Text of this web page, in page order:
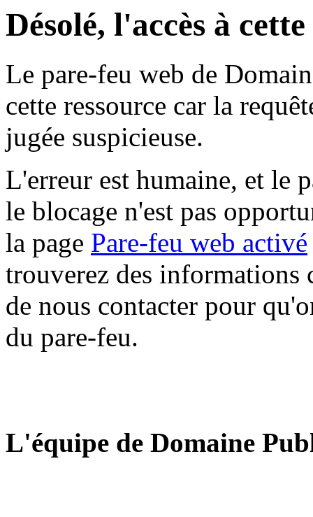
Désolé, l'accès à
Le pare-feu web de
cette ressource car la
jugée suspicieuse.
L'erreur est humaine, et le
le blocage n'est pas
la page Pare-feu web activé
trouverez des informations
de nous contacter pour
du pare-feu.
L'équipe de Domaine